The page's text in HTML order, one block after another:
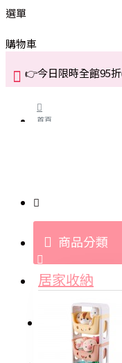
選單
購物車
👉今日限時全館95
首頁
商品分類
居家收納
登入